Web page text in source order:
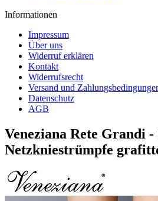
Informationen
Impressum
Über uns
Widerruf erklären
Kontakt
Widerrufsrecht
Versand und
Datenschutz
AGB
Veneziana Rete Grandi
Netzkniestrümpfe